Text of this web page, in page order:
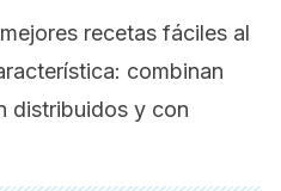
recetas fáciles al
combinan
distribuidos y con